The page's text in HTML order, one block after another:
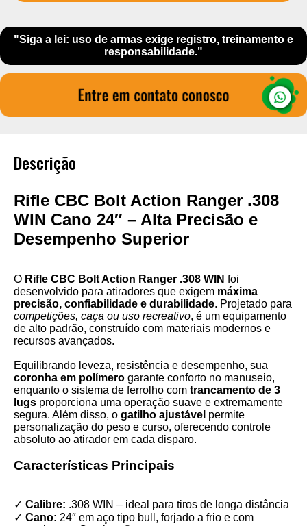
"Siga a lei: uso de armas exige registro, treinamento e
responsabilidade."
Descrição
Rifle CBC Bolt Action Ranger .308
WIN Cano 24″ – Alta Precisão e
Desempenho Superior
O Rifle CBC Bolt Action Ranger .308 WIN foi
desenvolvido para atiradores que exigem máxima
precisão, confiabilidade e durabilidade. Projetado para
competições, caça ou uso recreativo, é um equipamento
de alto padrão, construído com materiais modernos e
recursos avançados.
Equilibrando leveza, resistência e desempenho, sua
coronha em polímero garante conforto no manuseio,
enquanto o sistema de ferrolho com trancamento de 3
lugs proporciona uma operação suave e extremamente
segura. Além disso, o gatilho ajustável permite
personalização do peso e curso, oferecendo controle
absoluto ao atirador em cada disparo.
Características Principais
✓ Calibre: .308 WIN – ideal para tiros de longa distância
✓ Cano: 24″ em aço tipo bull, forjado a frio e com